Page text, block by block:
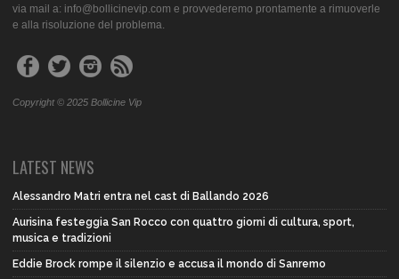
via mail a: info@bollicinevip.com e provvederemo prontamente a rimuoverle
e alla risoluzione del problema.
Copyright © 2025 Bollicine Vip
LATEST NEWS
Alessandro Matri entra nel cast di Ballando 2026
Aurisina festeggia San Rocco con quattro giorni di cultura, sport,
musica e tradizioni
Eddie Brock rompe il silenzio e accusa il mondo di Sanremo